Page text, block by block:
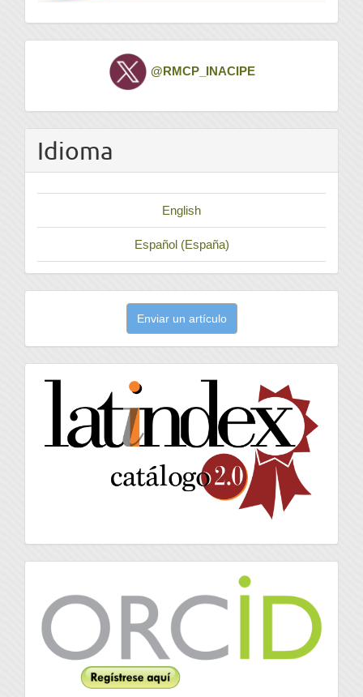
Twitter @RMCP_INACIPE
Idioma
English
Español (España)
artículo
Enviar un artículo
latindex